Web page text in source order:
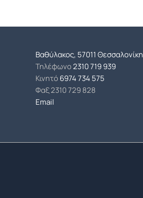
Βαθύλακος, 57011 Θεσσαλονίκη
Τηλέφωνο2310 719 939
Κινητό6974 734 575
Φαξ2310 729 828
Email